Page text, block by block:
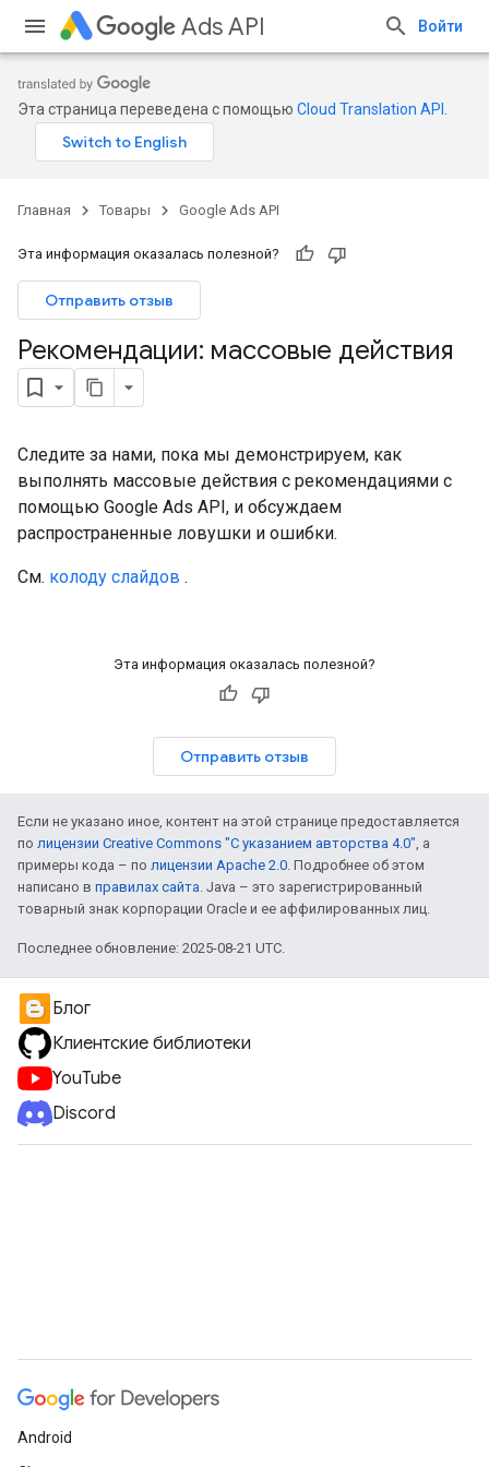
Ads API Войти
Эта страница переведена с помощью Cloud Translation API
Главная Товары Google Ads API
Эта информация оказалась полезной?
Отправить отзыв
Рекомендации: массовые действия
Следите за нами, пока мы демонстрируем, как
выполнять массовые действия с рекомендациями с
помощью Google Ads API, и обсуждаем
распространенные ловушки и ошибки.
См. колоду слайдов .
Эта информация оказалась полезной?
Отправить отзыв
Если не указано иное, контент на этой странице предоставляется
по лицензии Creative Commons "С указанием авторства 4.0", а
примеры кода – по лицензии Apache 2.0. Подробнее об этом
написано в правилах сайта. Java – это зарегистрированный
товарный знак корпорации Oracle и ее аффилированных лиц.
Последнее обновление: 2025-08-21 UTC.
Блог
Клиентские библиотеки
YouTube
Discord
Android